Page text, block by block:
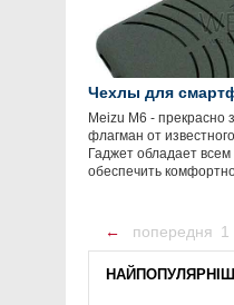
Чехлы для
Meizu M6 - прекрасно
флагман от
Гаджет обладает
обеспечить
← попередня 1